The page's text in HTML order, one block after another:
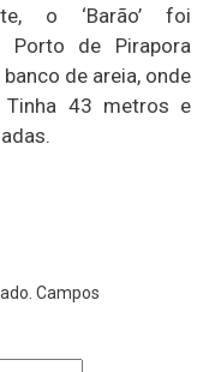
o ‘Barão’ foi
Porto de Pirapora
de areia, onde
43 metros e
Campos